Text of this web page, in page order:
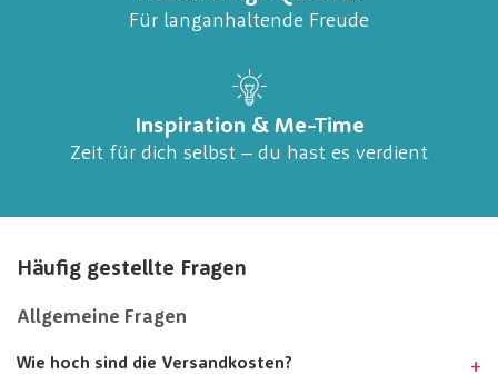
Für langanhaltende Freude
Inspiration & Me-Time
Zeit für dich selbst – du hast es verdient
Häufig gestellte Fragen
Allgemeine Fragen
Wie hoch sind die Versandkosten?